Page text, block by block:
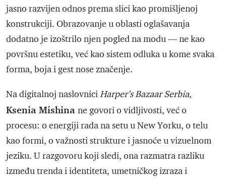
jasno razvijen odnos prema slici kao promišljenoj
konstrukciji. Obrazovanje u oblasti oglašavanja
dodatno je izoštrilo njen pogled na modu — ne kao
površnu estetiku, već kao sistem odluka u kome svaka
forma, boja i gest nose značenje.
Na digitalnoj naslovniciHarper’s Bazaar Serbia,
Ksenia Mishina ne govori o vidljivosti, već o
procesu: o energiji rada na setu u New Yorku, o telu
kao formi, o važnosti strukture i jasnoće u vizuelnom
jeziku. U razgovoru koji sledi, ona razmatra razliku
između trenda i identiteta, umetničkog izraza i